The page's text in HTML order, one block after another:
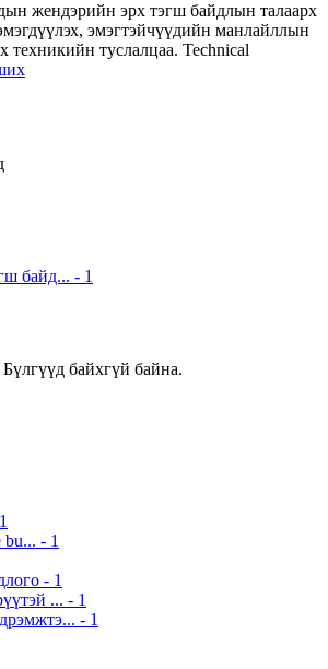
жендэрийн эрх тэгш байдлын талаарх
эмэгтэйчүүдийн манлайллын
техникийн туслалцаа. Technical
байд... - 1
байхгүй байна.
1
bu... - 1
- 1
... - 1
- 1